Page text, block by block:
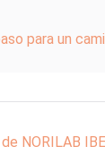
para un
NORILAB